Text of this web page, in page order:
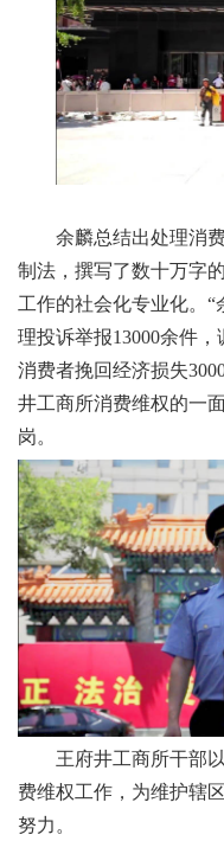
余麟总结出处理消
制法，撰写了数十万字
工作的社会化专业化。“
理投诉举报13000余件，
消费者挽回经济损失
井工商所消费维权的一
岗。
王府井工商所干部
费维权工作，为维护辖
努力。